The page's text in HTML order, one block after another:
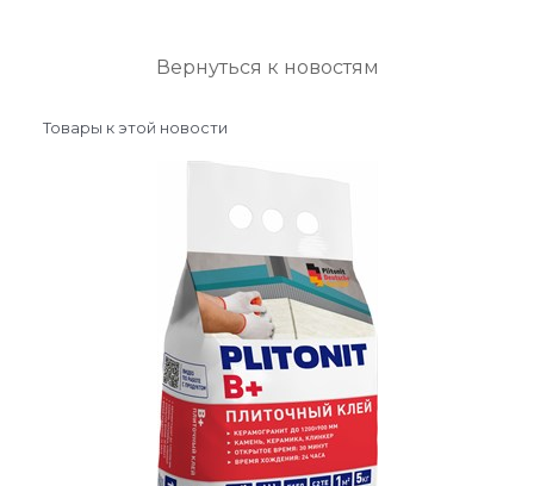
Вернуться к новостям
Товары к этой новости